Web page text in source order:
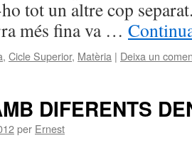
tot un altre cop
més fina va …
, Cicle Superior, Matèria | Deixa un
DIFERENTS
per Ernest